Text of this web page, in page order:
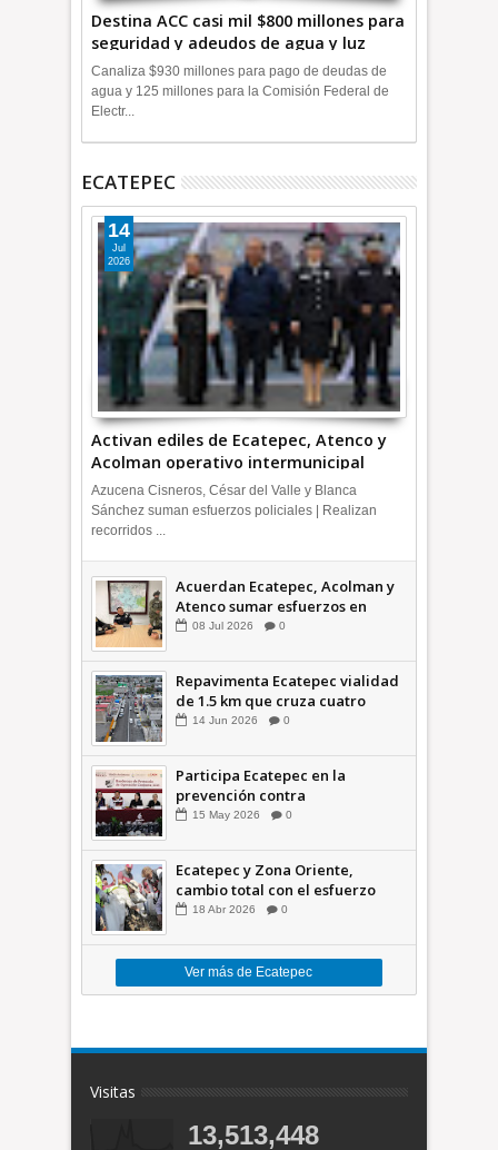
Destina ACC casi mil $800 millones para
seguridad y adeudos de agua y luz
+Video
Canaliza $930 millones para pago de deudas de
agua y 125 millones para la Comisión Federal de
Electr...
ECATEPEC
Activan ediles de Ecatepec, Atenco y
Acolman operativo intermunicipal
14
Jul
2026
Azucena Cisneros, César del Valle y Blanca
Sánchez suman esfuerzos policiales | Realizan
recorridos ...
Acuerdan Ecatepec, Acolman y
Atenco sumar esfuerzos en
seguridad
08 Jul 2026 0
Repavimenta Ecatepec vialidad
de 1.5 km que cruza cuatro
comunidades +Video
14 Jun 2026 0
Participa Ecatepec en la
prevención contra
inundaciones en el Valle de
15 May 2026 0
Ecatepec y Zona Oriente,
cambio total con el esfuerzo
conjunto: Azucena; retiran 21
18 Abr 2026 0
Ver más de Ecatepec
Visitas
13,513,448